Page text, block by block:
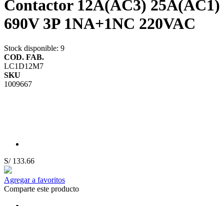
Contactor 12A(AC3) 25A(AC1)
690V 3P 1NA+1NC 220VAC
Stock disponible: 9
COD. FAB.
LC1D12M7
SKU
1009667
S/ 133.66
Agregar a favoritos
Comparte este producto